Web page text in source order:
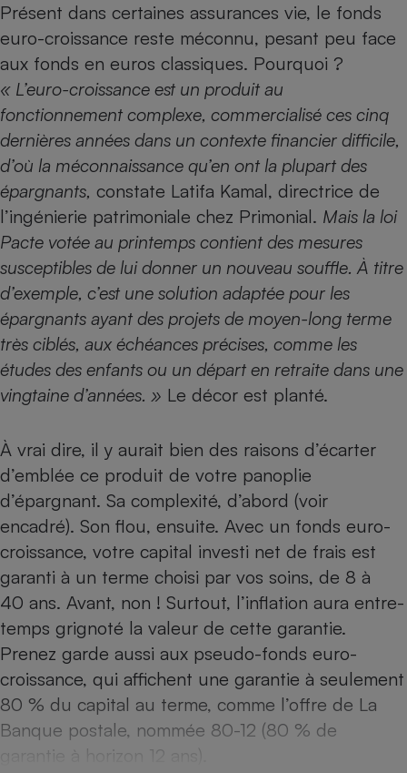
Présent dans certaines assurances vie, le fonds
euro-croissance reste méconnu, pesant peu face
aux fonds en euros classiques. Pourquoi ?
« L’euro-croissance est un produit au
fonctionnement complexe, commercialisé ces cinq
dernières années dans un contexte financier difficile,
d’où la méconnaissance qu’en ont la plupart des
épargnants, constate Latifa Kamal, directrice de
l’ingénierie patrimoniale chez Primonial. Mais la loi
Pacte votée au printemps contient des mesures
susceptibles de lui donner un nouveau souffle. À titre
d’exemple, c’est une solution adaptée pour les
épargnants ayant des projets de moyen-long terme
très ciblés, aux échéances précises, comme les
études des enfants ou un départ en retraite dans une
vingtaine d’années. » Le décor est planté.
À vrai dire, il y aurait bien des raisons d’écarter
d’emblée ce produit de votre panoplie
d’épargnant. Sa complexité, d’abord (voir
encadré). Son flou, ensuite. Avec un fonds euro-
croissance, votre capital investi net de frais est
garanti à un terme choisi par vos soins, de 8 à
40 ans. Avant, non ! Surtout, l’inflation aura entre-
temps grignoté la valeur de cette garantie.
Prenez garde aussi aux pseudo-fonds euro-
croissance, qui affichent une garantie à seulement
80 % du capital au terme, comme l’offre de La
Banque postale, nommée 80-12 (80 % de
garantie à horizon 12 ans).
Complément
alimentaire
bouteille
Assurance emprunteur
Banque
Petit électroménager -
Lave-linge
Plaque de cuisson à
induction
Climatiseur -
Ventilateur
Téléviseur
Matelas
Radiateur électrique
Climatiseur -
Ventilateur
Mutuelle
Antimoustique